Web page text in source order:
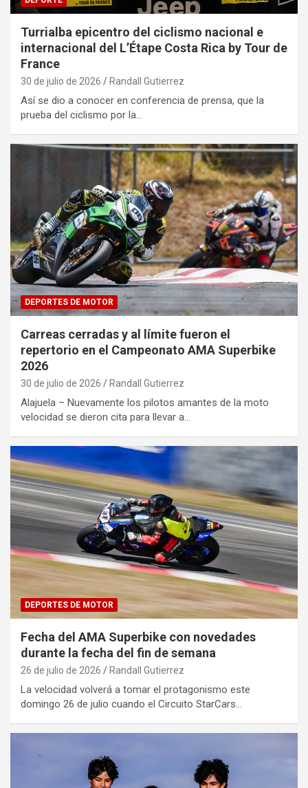
Turrialba epicentro del ciclismo nacional e
internacional del L’Étape Costa Rica by Tour de
France
30 de julio de 2026 Randall Gutierrez
Así se dio a conocer en conferencia de prensa, que la
prueba del ciclismo por la…
DEPORTES DE MOTOR
Carreas cerradas y al límite fueron el
repertorio en el Campeonato AMA Superbike
2026
30 de julio de 2026 Randall Gutierrez
Alajuela – Nuevamente los pilotos amantes de la moto
velocidad se dieron cita para llevar a…
DEPORTES DE MOTOR
Fecha del AMA Superbike con novedades
durante la fecha del fin de semana
26 de julio de 2026 Randall Gutierrez
La velocidad volverá a tomar el protagonismo este
domingo 26 de julio cuando el Circuito StarCars…